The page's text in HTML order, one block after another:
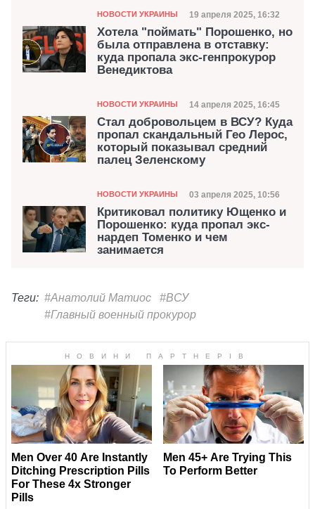
Категория
НОВОСТИ УКРАИНЫ Дата публикации
19 апреля 2025, 16:32
Хотела "поймать" Порошенко, но
была отправлена в отставку:
куда пропала экс-генпрокурор
Венедиктова
Категория
НОВОСТИ УКРАИНЫ Дата публикации
14 апреля 2025, 16:45
Стал добровольцем в ВСУ? Куда
пропал скандальный Гео Лерос,
который показывал средний
палец Зеленскому
Категория
НОВОСТИ УКРАИНЫ Дата публикации
03 апреля 2025, 10:56
Критиковал политику Ющенко и
Порошенко: куда пропал экс-
нардеп Томенко и чем
занимается
Теги: #Анатолий Матиос
#ВСУ
#Главный военный прокурор